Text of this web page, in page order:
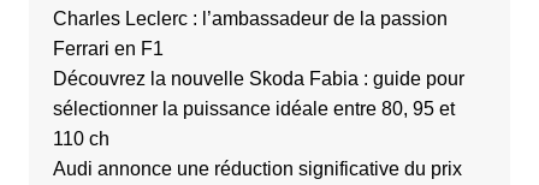
Charles Leclerc : l’ambassadeur de la passion
Ferrari en F1
Découvrez la nouvelle Skoda Fabia : guide pour
sélectionner la puissance idéale entre 80, 95 et
110 ch
Audi annonce une réduction significative du prix